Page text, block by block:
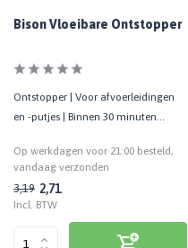
Bison Vloeibare Ontstopper
Ontstopper | Voor afvoerleidingen
en -putjes | Binnen 30 minuten
Op werkdagen voor 21:00 besteld,
vandaag verzonden
3,19 2,71
Incl. BTW